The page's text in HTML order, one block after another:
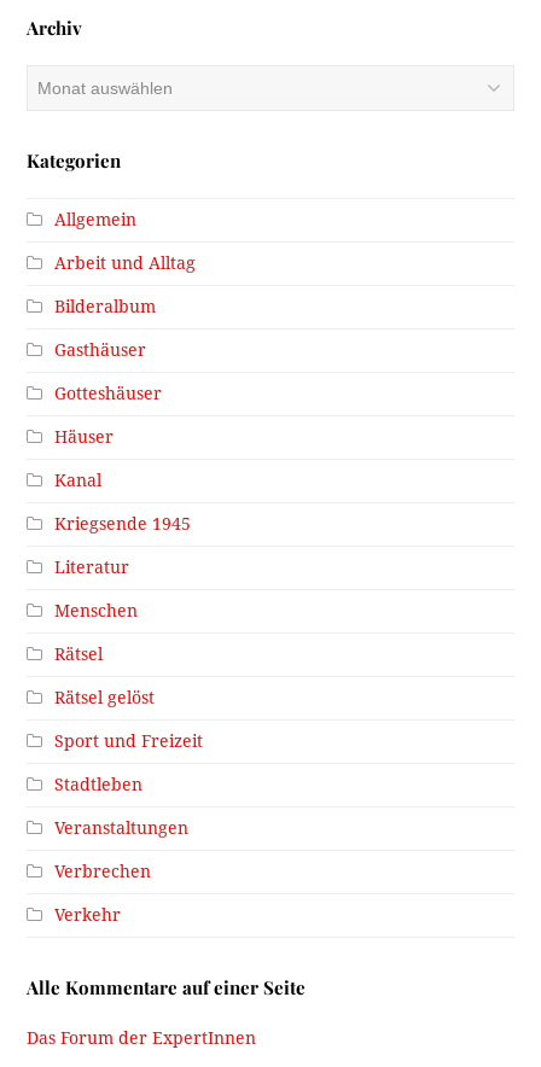
Archiv
Archiv
Kategorien
Allgemein
Arbeit und Alltag
Bilderalbum
Gasthäuser
Gotteshäuser
Häuser
Kanal
Kriegsende 1945
Literatur
Menschen
Rätsel
Rätsel gelöst
Sport und Freizeit
Stadtleben
Veranstaltungen
Verbrechen
Verkehr
Alle Kommentare auf einer Seite
Das Forum der ExpertInnen